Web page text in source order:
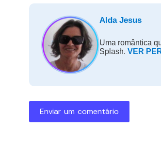
Alda Jesus
Uma romântica
Splash. VER
Enviar um comentário